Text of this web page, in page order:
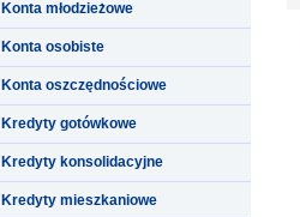
Konta młodzieżowe
Konta osobiste
Konta oszczędnościowe
Kredyty gotówkowe
Kredyty konsolidacyjne
Kredyty mieszkaniowe